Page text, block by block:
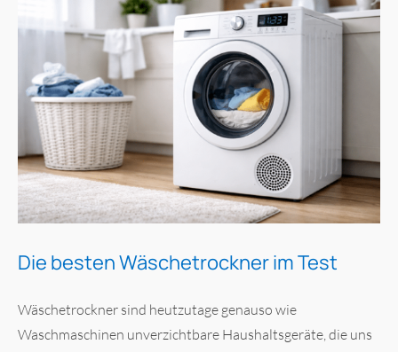
Die besten Wäschetrockner im Test
Wäschetrockner sind heutzutage genauso wie
Waschmaschinen unverzichtbare Haushaltsgeräte, die uns